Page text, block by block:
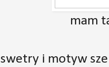
mam
swetry i motyw